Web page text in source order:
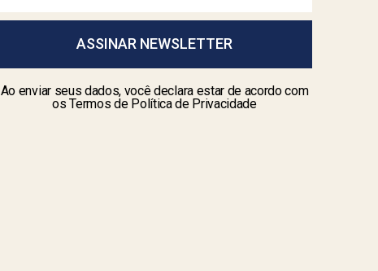
ASSINAR NEWSLETTER
Ao enviar seus dados, você declara estar de acordo com
os Termos de Política de Privacidade